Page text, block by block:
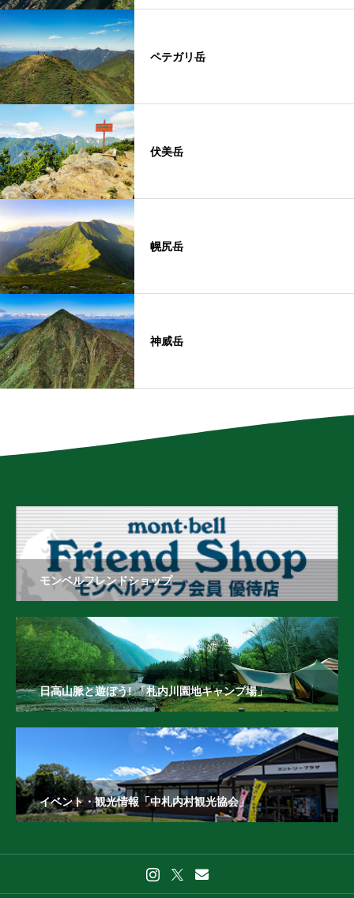
ペテガリ岳
伏美岳
幌尻岳
神威岳
モンベルフレンドショップ
日高山脈と遊ぼう! 「札内川園地キャンプ場」
イベント・観光情報「中札内村観光協会」